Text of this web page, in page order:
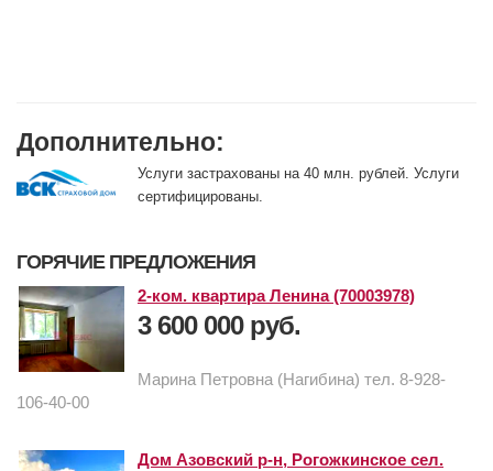
Дополнительно:
Услуги застрахованы на 40 млн. рублей. Услуги
сертифицированы.
ГОРЯЧИЕ ПРЕДЛОЖЕНИЯ
2-ком. квартира Ленина (70003978)
3 600 000 руб.
Марина Петровна (Нагибина) тел. 8-928-
106-40-00
Дом Азовский р-н, Рогожкинское сел.